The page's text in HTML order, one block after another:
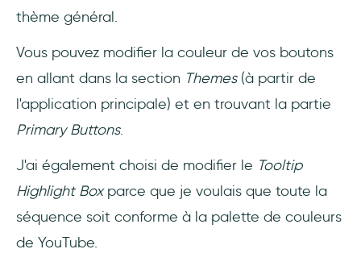
thème général.
Vous pouvez modifier la couleur de vos boutons
en allant dans la section Themes (à partir de
l'application principale) et en trouvant la partie
Primary Buttons.
J'ai également choisi de modifier le Tooltip
Highlight Boxparce que je voulais que toute la
séquence soit conforme à la palette de couleurs
de YouTube.